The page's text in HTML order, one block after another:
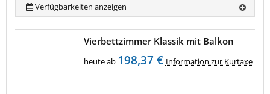
Verfügbarkeiten anzeigen
Vierbettzimmer Klassik mit Balkon
heute ab 198,37 € Information zur Kurtaxe